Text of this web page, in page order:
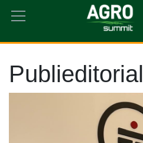
HOME PUBLIEDITORIAL
Publieditorial